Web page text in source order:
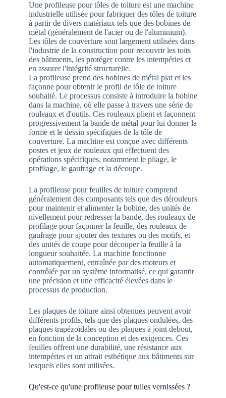
Une profileuse pour tôles de toiture est une machine
industrielle utilisée pour fabriquer des tôles de toiture
à partir de divers matériaux tels que des bobines de
métal (généralement de l'acier ou de l'aluminium).
Les tôles de couverture sont largement utilisées dans
l'industrie de la construction pour recouvrir les toits
des bâtiments, les protéger contre les intempéries et
en assurer l'intégrité structurelle.
La profileuse prend des bobines de métal plat et les
façonne pour obtenir le profil de tôle de toiture
souhaité. Le processus consiste à introduire la bobine
dans la machine, où elle passe à travers une série de
rouleaux et d'outils. Ces rouleaux plient et façonnent
progressivement la bande de métal pour lui donner la
forme et le dessin spécifiques de la tôle de
couverture. La machine est conçue avec différents
postes et jeux de rouleaux qui effectuent des
opérations spécifiques, notamment le pliage, le
profilage, le gaufrage et la découpe.
La profileuse pour feuilles de toiture comprend
généralement des composants tels que des dérouleurs
pour maintenir et alimenter la bobine, des unités de
nivellement pour redresser la bande, des rouleaux de
profilage pour façonner la feuille, des rouleaux de
gaufrage pour ajouter des textures ou des motifs, et
des unités de coupe pour découper la feuille à la
longueur souhaitée. La machine fonctionne
automatiquement, entraînée par des moteurs et
contrôlée par un système informatisé, ce qui garantit
une précision et une efficacité élevées dans le
processus de production.
Les plaques de toiture ainsi obtenues peuvent avoir
différents profils, tels que des plaques ondulées, des
plaques trapézoïdales ou des plaques à joint debout,
en fonction de la conception et des exigences. Ces
feuilles offrent une durabilité, une résistance aux
intempéries et un attrait esthétique aux bâtiments sur
lesquels elles sont utilisées.
Qu'est-ce qu'une profileuse pour tuiles vernissées ?